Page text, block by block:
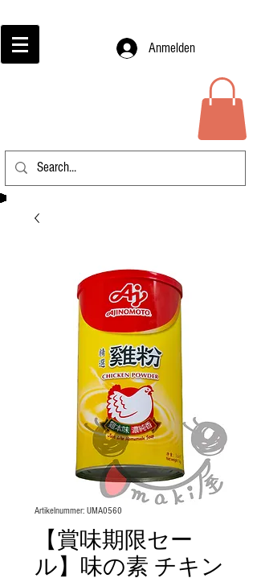
Anmelden
Artikelnummer: UMA0560
【賞味期限セー
ル】味の素 チキン